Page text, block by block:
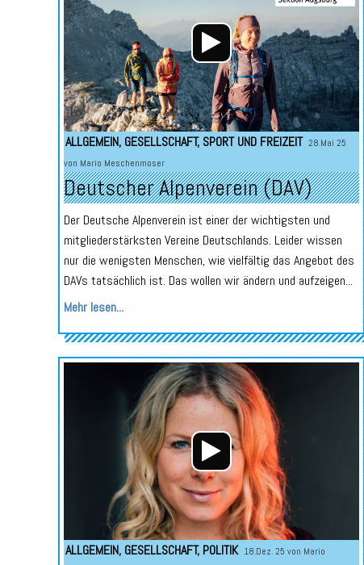
ALLGEMEIN, GESELLSCHAFT, SPORT UND FREIZEIT 28.Mai 25
von Mario Meschenmoser
Deutscher Alpenverein (DAV)
Der Deutsche Alpenverein ist einer der wichtigsten und
mitgliederstärksten Vereine Deutschlands. Leider wissen
nur die wenigsten Menschen, wie vielfältig das Angebot des
DAVs tatsächlich ist. Das wollen wir ändern und aufzeigen...
Mehr lesen...
ALLGEMEIN, GESELLSCHAFT, POLITIK 18.Dez. 25 von Mario